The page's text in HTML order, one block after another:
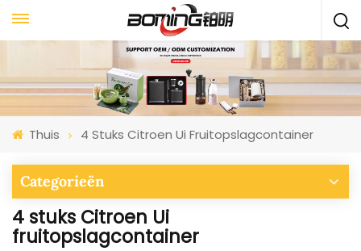
Thuis 4 Stuks Citroen Ui Fruitopslagcontainer
Categorieën
4 stuks Citroen Ui
fruitopslagcontainer